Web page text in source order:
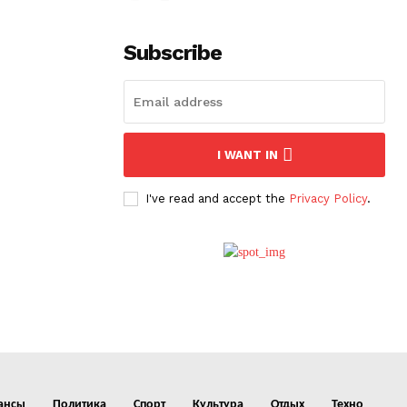
Subscribe
I WANT IN
I've read and accept the Privacy Policy.